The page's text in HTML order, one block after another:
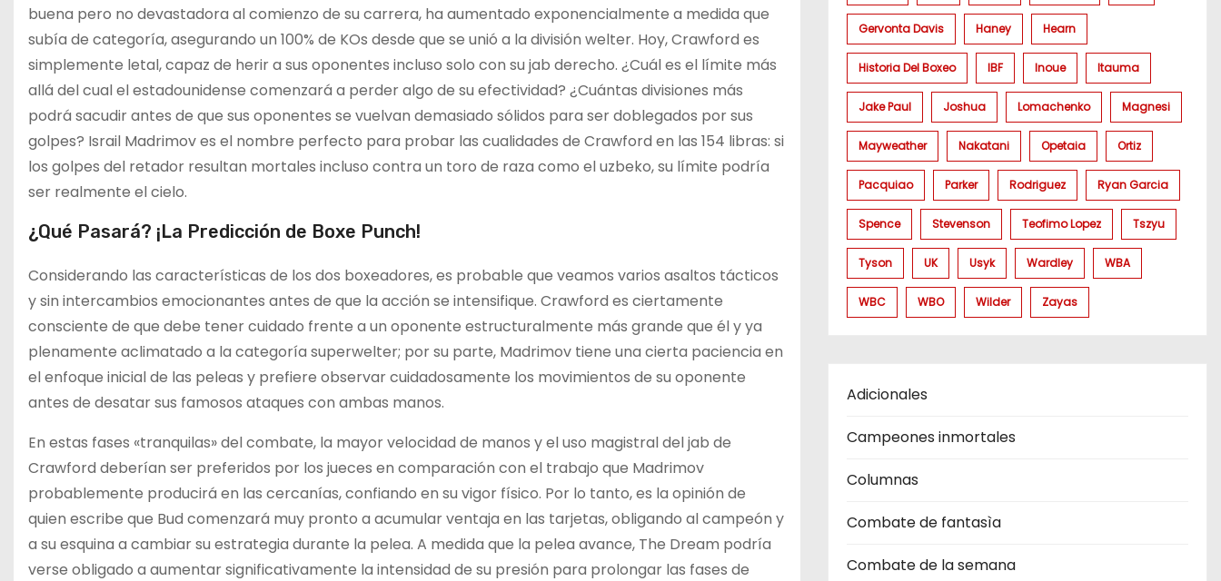
buena pero no devastadora al comienzo de su carrera, ha aumentado exponencialmente a medida que
subía de categoría, asegurando un 100% de KOs desde que se unió a la división welter. Hoy, Crawford es
simplemente letal, capaz de herir a sus oponentes incluso solo con su jab derecho. ¿Cuál es el límite más
allá del cual el estadounidense comenzará a perder algo de su efectividad? ¿Cuántas divisiones más
podrá sacudir antes de que sus oponentes se vuelvan demasiado sólidos para ser doblegados por sus
golpes? Israil Madrimov es el nombre perfecto para probar las cualidades de Crawford en las 154 libras: si
los golpes del retador resultan mortales incluso contra un toro de raza como el uzbeko, su límite podría
ser realmente el cielo.
¿Qué Pasará? ¡La Predicción de Boxe Punch!
Considerando las características de los dos boxeadores, es probable que veamos varios asaltos tácticos
y sin intercambios emocionantes antes de que la acción se intensifique. Crawford es ciertamente
consciente de que debe tener cuidado frente a un oponente estructuralmente más grande que él y ya
plenamente aclimatado a la categoría superwelter; por su parte, Madrimov tiene una cierta paciencia en
el enfoque inicial de las peleas y prefiere observar cuidadosamente los movimientos de su oponente
antes de desatar sus famosos ataques con ambas manos.
En estas fases «tranquilas» del combate, la mayor velocidad de manos y el uso magistral del jab de
Crawford deberían ser preferidos por los jueces en comparación con el trabajo que Madrimov
probablemente producirá en las cercanías, confiando en su vigor físico. Por lo tanto, es la opinión de
quien escribe que Bud comenzará muy pronto a acumular ventaja en las tarjetas, obligando al campeón y
a su esquina a cambiar su estrategia durante la pelea. A medida que la pelea avance, The Dream podría
verse obligado a aumentar significativamente la intensidad de su presión para prolongar las fases de
Gervonta Davis Haney Hearn
Historia Del Boxeo IBF Inoue Itauma
Jake Paul Joshua Lomachenko Magnesi
Mayweather Nakatani Opetaia Ortiz
Pacquiao Parker Rodriguez Ryan Garcia
Spence Stevenson Teofimo Lopez Tszyu
Tyson UK Usyk Wardley WBA
WBC WBO Wilder Zayas
Adicionales
Campeones inmortales
Columnas
Combate de fantasìa
Combate de la semana